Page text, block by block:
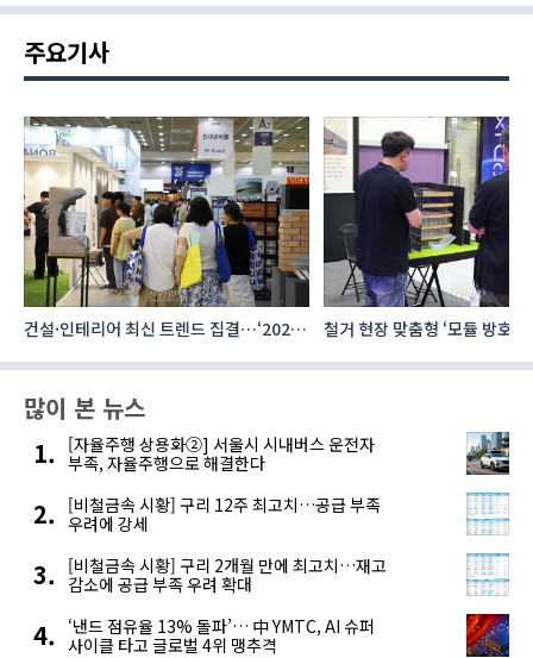
주요기사
건설·인테리어 최신 트렌드 집결…‘2026
철거 현장 맞춤형 ‘모듈 방호
많이 본 뉴스
[자율주행 상용화②] 서울시 시내버스 운전자
부족, 자율주행으로 해결한다
[비철금속 시황] 구리 12주 최고치…공급 부족
우려에 강세
[비철금속 시황] 구리 2개월 만에 최고치…재고
감소에 공급 부족 우려 확대
‘낸드 점유율 13% 돌파’… 中 YMTC, AI 슈퍼
사이클 타고 글로벌 4위 맹추격